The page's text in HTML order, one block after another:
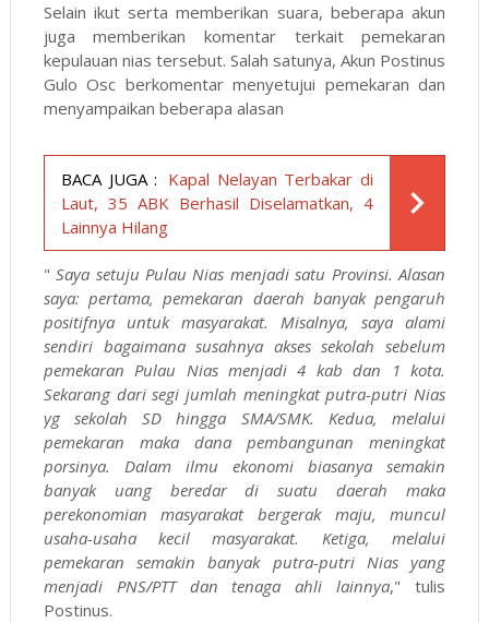
Selain ikut serta memberikan suara, beberapa akun
juga memberikan komentar terkait pemekaran
kepulauan nias tersebut. Salah satunya, Akun Postinus
Gulo Osc berkomentar menyetujui pemekaran dan
menyampaikan beberapa alasan
BACA JUGA : Kapal Nelayan Terbakar di
Laut, 35 ABK Berhasil Diselamatkan, 4
Lainnya Hilang
"Saya setuju Pulau Nias menjadi satu Provinsi. Alasan
saya: pertama, pemekaran daerah banyak pengaruh
positifnya untuk masyarakat. Misalnya, saya alami
sendiri bagaimana susahnya akses sekolah sebelum
pemekaran Pulau Nias menjadi 4 kab dan 1 kota.
Sekarang dari segi jumlah meningkat putra-putri Nias
yg sekolah SD hingga SMA/SMK. Kedua, melalui
pemekaran maka dana pembangunan meningkat
porsinya. Dalam ilmu ekonomi biasanya semakin
banyak uang beredar di suatu daerah maka
perekonomian masyarakat bergerak maju, muncul
usaha-usaha kecil masyarakat. Ketiga, melalui
pemekaran semakin banyak putra-putri Nias yang
menjadi PNS/PTT dan tenaga ahli lainnya," tulis
Postinus.